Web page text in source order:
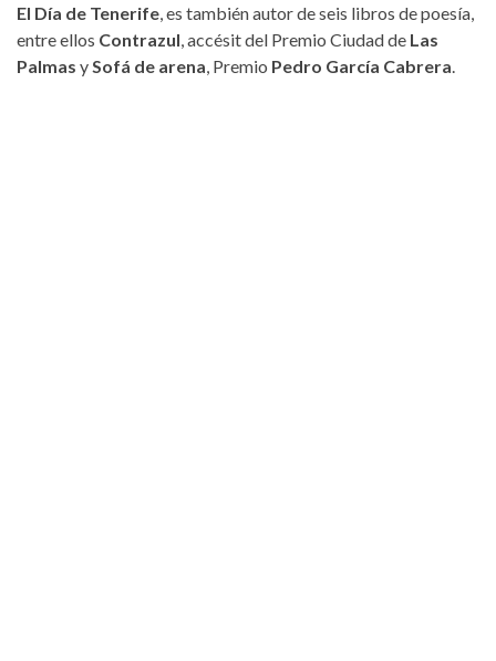
El Día de Tenerife, es también autor de seis libros de poesía,
entre ellos Contrazul, accésit del Premio Ciudad de Las
Palmas ySofá de arena, Premio Pedro García Cabrera.